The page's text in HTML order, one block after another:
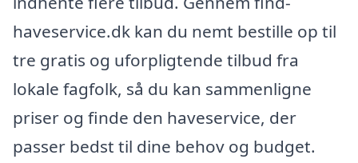
haveservice.dk kan du nemt bestille op til
tre gratis og uforpligtende tilbud fra
lokale fagfolk, så du kan sammenligne
priser og finde den haveservice, der
passer bedst til dine behov og budget.